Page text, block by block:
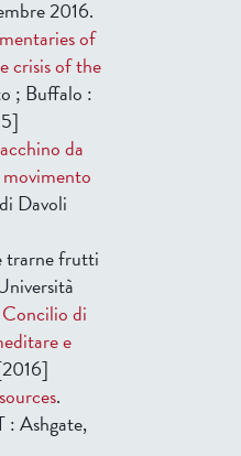
2016.
of
crisis of the
; Buffalo :
da
Davoli
trarne frutti
di
e
.
: Ashgate,